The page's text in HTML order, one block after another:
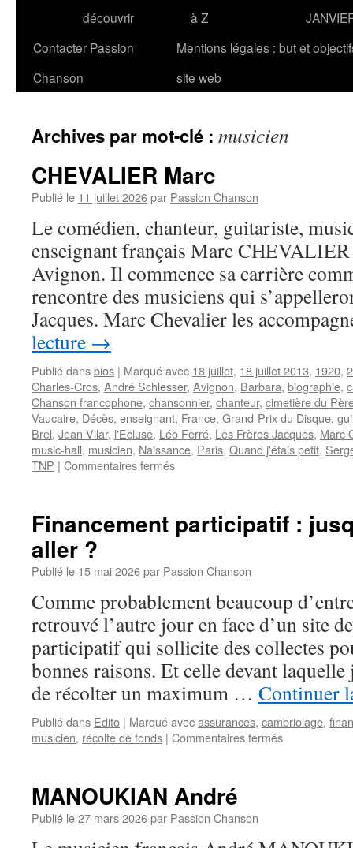
découvrir
à Z
Contacter Passion
Chanson
Mentions légales : but et
site web
Archives par mot-clé : musicien
CHEVALIER Marc
Publié le 11 juillet 2026par Passion Chanson
Le comédien, chanteur, guitariste,
enseignant français Marc
Avignon. Il commence sa carrière
rencontre des musiciens qui
Jacques. Marc Chevalier les
lecture →
Publié dansbios | Marqué avec 18 juillet, 18 juillet 2013, 1920,
Charles-Cros, André Schlesser, Avignon, Barbara, biographie,
Chanson francophone, chansonnier, chanteur, cimetière du
Vaucaire, Décès, enseignant, France, Grand-Prix du Disque,
Brel, Jean Vilar, l'Ecluse, Léo Ferré, Les Frères Jacques, Marc
music-hall, musicien, Naissance, Paris, Quand j'étais petit,
TNP | Commentaires ferméssur
Financement participatif :
aller ?
Publié le 15 mai 2026par Passion Chanson
Comme probablement beaucoup
retrouvé l’autre jour en face d’un site
participatif qui sollicite des collectes
bonnes raisons. Et celle devant
de récolter un maximum … Continuer
Publié dans Edito | Marqué avecassurances, cambriolage,
musicien, récolte de fonds | Commentaires ferméssur
MANOUKIAN André
Publié le27 mars 2026par Passion Chanson